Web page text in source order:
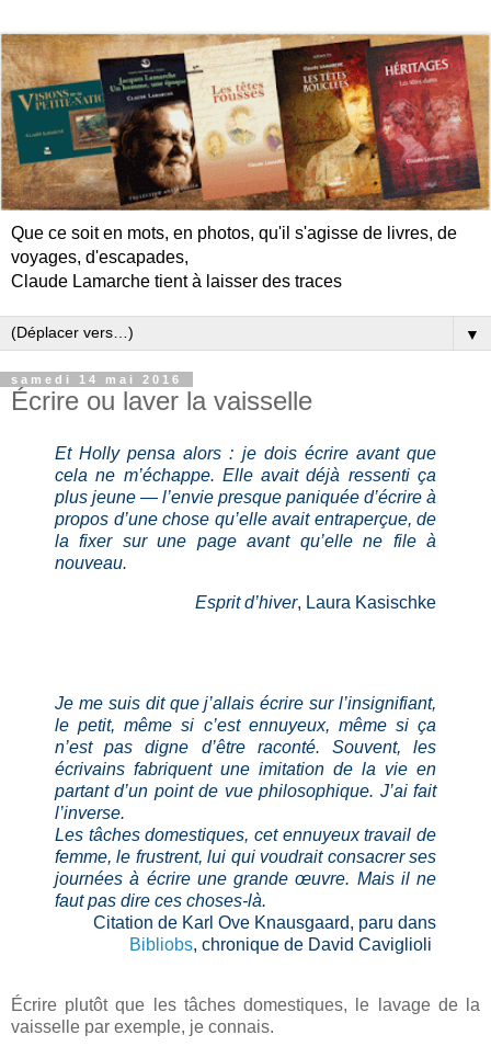
Que ce soit en mots, en photos, qu'il s'agisse de livres, de
voyages, d'escapades,
Claude Lamarche tient à laisser des traces
▼
samedi 14 mai 2016
Écrire ou laver la vaisselle
Et Holly pensa alors : je dois écrire avant que
cela ne m’échappe. Elle avait déjà ressenti ça
plus jeune — l’envie presque paniquée d’écrire à
propos d’une chose qu’elle avait entraperçue, de
la fixer sur une page avant qu’elle ne file à
nouveau.
Esprit d’hiver, Laura Kasischke
Je me suis dit que j’allais écrire sur l’insignifiant,
le petit, même si c’est ennuyeux, même si ça
n’est pas digne d’être raconté. Souvent, les
écrivains fabriquent une imitation de la vie en
partant d’un point de vue philosophique. J’ai fait
l’inverse.
Les tâches domestiques, cet ennuyeux travail de
femme, le frustrent, lui qui voudrait consacrer ses
journées à écrire une grande œuvre. Mais il ne
faut pas dire ces choses-là.
Citation de Karl Ove Knausgaard, paru dans
Bibliobs, chronique de David Caviglioli
Écrire plutôt que les tâches domestiques, le lavage de la
vaisselle par exemple, je connais.